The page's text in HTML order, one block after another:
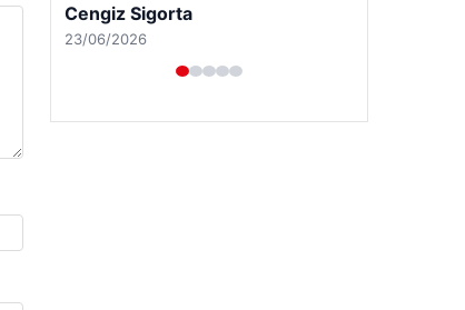
Hastaş Beton
26/05/2026